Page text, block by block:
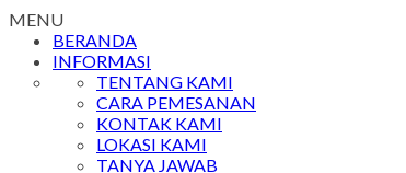
MENU
BERANDA
INFORMASI
TENTANG KAMI
CARA PEMESANAN
KONTAK KAMI
LOKASI KAMI
TANYA JAWAB